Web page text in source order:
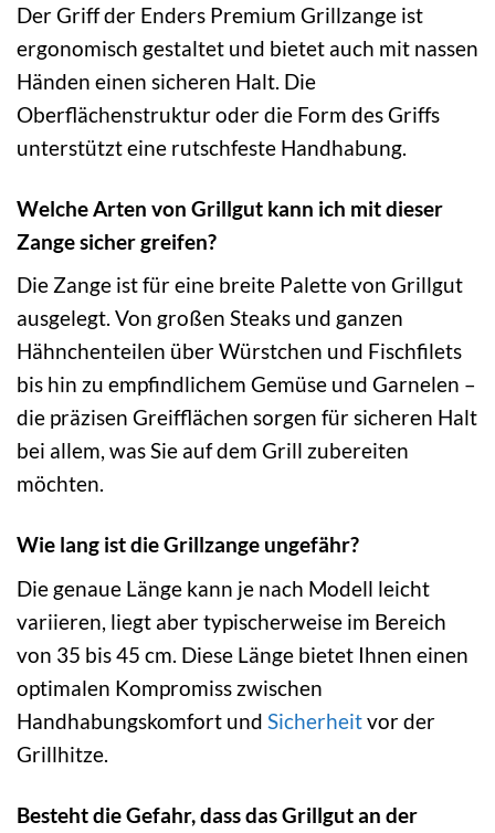
Der Griff der Enders Premium Grillzange ist
ergonomisch gestaltet und bietet auch mit nassen
Händen einen sicheren Halt. Die
Oberflächenstruktur oder die Form des Griffs
unterstützt eine rutschfeste Handhabung.
Welche Arten von Grillgut kann ich mit dieser
Zange sicher greifen?
Die Zange ist für eine breite Palette von Grillgut
ausgelegt. Von großen Steaks und ganzen
Hähnchenteilen über Würstchen und Fischfilets
bis hin zu empfindlichem Gemüse und Garnelen –
die präzisen Greifflächen sorgen für sicheren Halt
bei allem, was Sie auf dem Grill zubereiten
möchten.
Wie lang ist die Grillzange ungefähr?
Die genaue Länge kann je nach Modell leicht
variieren, liegt aber typischerweise im Bereich
von 35 bis 45 cm. Diese Länge bietet Ihnen einen
optimalen Kompromiss zwischen
Handhabungskomfort und Sicherheitvor der
Grillhitze.
Besteht die Gefahr, dass das Grillgut an der